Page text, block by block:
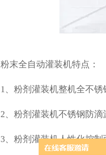
粉末全自动灌装机特点：
1、粉剂灌装机整机全不
2、粉剂灌装机不锈钢防滴
3、粉剂灌装机人性化控